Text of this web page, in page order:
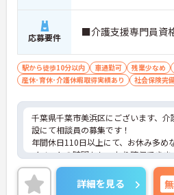
応募要件 ■介護支援専門員資
駅から徒歩10分以内 車通勤可 残業少なめ
産休･育休･介護休暇取得実績あり
社会保険完
千葉県千葉市美浜区にございます、介
設にて相談員の募集です！
年間休日110日以上にて、お休み多め
イベートの時間もしっかり確保でき
ご興味のある方は、マイナビ介護職
せください。詳細を見る